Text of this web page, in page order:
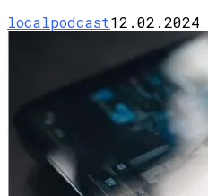
localpodcast12.02.2024